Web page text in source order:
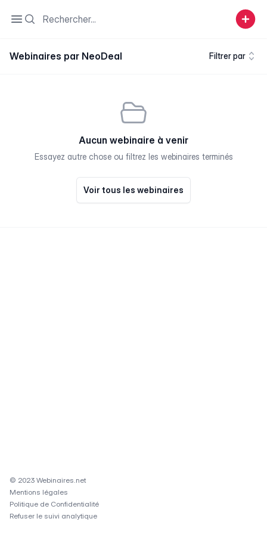
Open sidebar
Search
Webinaires par NeoDeal Filtrer par
Aucun webinaire à venir
Essayez autre chose ou filtrez les webinaires terminés
Voir tous les webinaires
© 2023 Webinaires.net
Mentions légales
Politique de Confidentialité
Refuser le suivi analytique